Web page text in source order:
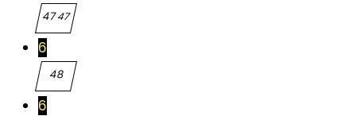
4747
6
48
48
6